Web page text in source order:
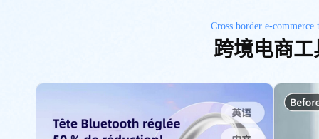
Cross border e-commerce
跨境电商工